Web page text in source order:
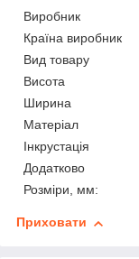
Виробник
Країна виробник
Вид товару
Висота
Ширина
Матеріал
Інкрустація
Додатково
Розміри, мм:
Приховати